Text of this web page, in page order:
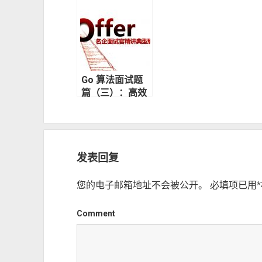
Go 算法面试题
篇（三）：高效
发表回复
您的电子邮箱地址不会被公开。 必填项已用*
Comment